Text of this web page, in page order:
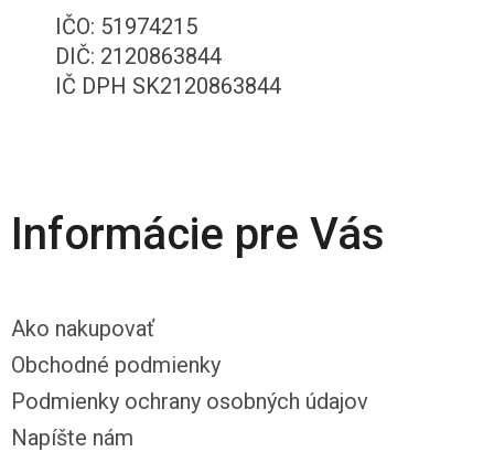
IČO: 51974215
DIČ: 2120863844
IČ DPH SK2120863844
Informácie pre Vás
Ako nakupovať
Obchodné podmienky
Podmienky ochrany osobných údajov
Napíšte nám